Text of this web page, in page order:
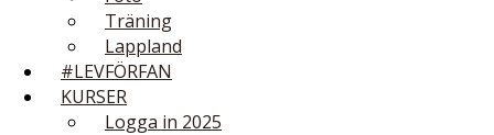
Träning
Lappland
#LEVFÖRFAN
KURSER
Logga in 2025